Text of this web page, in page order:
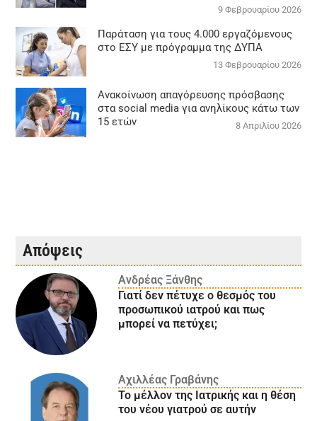
9 Φεβρουαρίου 2026
Παράταση για τους 4.000 εργαζόμενους
στο ΕΣΥ με πρόγραμμα της ΔΥΠΑ
13 Φεβρουαρίου 2026
Ανακοίνωση απαγόρευσης πρόσβασης
στα social media για ανηλίκους κάτω των
15 ετών
8 Απριλίου 2026
Απόψεις
Ανδρέας Ξάνθης
Γιατί δεν πέτυχε ο θεσμός του
προσωπικού ιατρού και πως
μπορεί να πετύχει;
Αχιλλέας Γραβάνης
Το μέλλον της Ιατρικής και η θέση
του νέου γιατρού σε αυτήν